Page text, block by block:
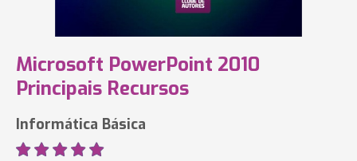
Microsoft PowerPoint 2010
Principais Recursos
Informática Básica